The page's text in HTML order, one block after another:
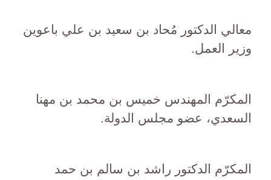
معالي الدكتور مُحاد بن سعيد بن علي باعوين
وزير العمل.
المكرّم المهندس خميس بن محمد بن مهنا
السعدي، عضو مجلس الدولة.
المكرّم الدكتور راشد بن سالم بن حمد